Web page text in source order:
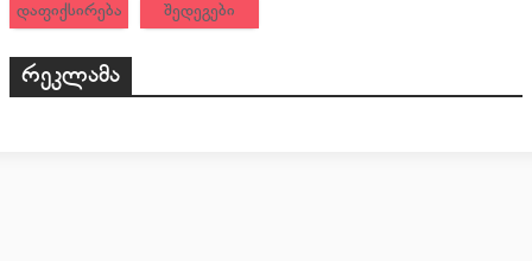
დაფიქსირება
შედეგები
რეკლამა